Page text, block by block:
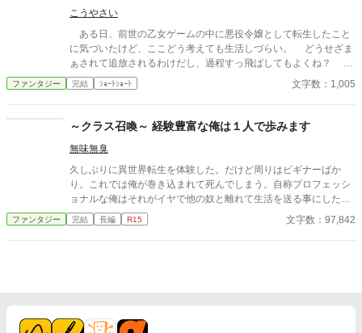
こうやさい
ある日、前世の乙女ゲームの中に悪役令嬢として転生したこと
に気づいたけど、ここどう考えても生活しづらい。 どうせざま
ぁされて追放されるわけだし、過程すっ飛ばしてもよくね？ そ
のいろいろが重要なんだろうと思いつつそれもすっ飛ばしました
（爆）。 深く考えないでください。
ファンタジー 完結 ｼｮｰﾄｼｮｰﾄ 文字数：1,005
～クラス召喚～ 経験豊富な俺は１人で歩みます
無味無臭
久しぶりに異世界転生を体験した。だけど周りはビギナーばか
り。これでは俺が巻き込まれて死んでしまう。自称プロフェッシ
ョナルな俺はそれがイヤで他の奴と離れて生活を送る事にした。
天使には魔王を討伐しろ言われたけど、それは面倒なので止めて
おきます。私はゆっくりのんびり異世界生活を送りたいのです。
ファンタジー 完結 長編 R15 文字数：97,842